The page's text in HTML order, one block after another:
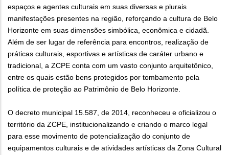
espaços e agentes culturais em suas diversas e plurais
manifestações presentes na região, reforçando a cultura de Belo
Horizonte em suas dimensões simbólica, econômica e cidadã.
Além de ser lugar de referência para encontros, realização de
práticas culturais, esportivas e artísticas de caráter urbano e
tradicional, a ZCPE conta com um vasto conjunto arquitetônico,
entre os quais estão bens protegidos por tombamento pela
política de proteção ao Patrimônio de Belo Horizonte.
O decreto municipal 15.587, de 2014, reconheceu e oficializou o
território da ZCPE, institucionalizando e criando o marco legal
para esse movimento de potencialização do conjunto de
equipamentos culturais e de atividades artísticas da Zona Cultural